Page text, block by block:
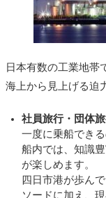
日本有数の工業地帯
海上から見上げる迫
社員旅行・ 団体
一度に乗船でき
船内では、知識
が楽しめます。
四日市港が歩ん
ソードに加え、